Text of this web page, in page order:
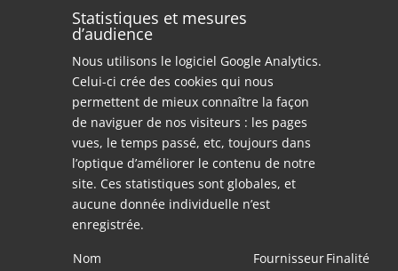
Statistiques et mesures
d’audience
Nous utilisons le logiciel Google Analytics.
Celui-ci crée des cookies qui nous
permettent de mieux connaître la façon
de naviguer de nos visiteurs : les pages
vues, le temps passé, etc, toujours dans
l’optique d’améliorer le contenu de notre
site. Ces statistiques sont globales, et
aucune donnée individuelle n’est
enregistrée.
Nom
FournisseurFinalité